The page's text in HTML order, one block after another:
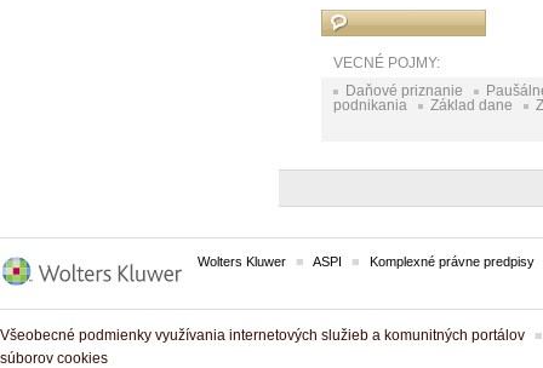
VECNÉ POJMY:
Daňové priznanie
podnikania
Základ dane
Wolters Kluwer ASPI Komplexné právne predpisy
Všeobecné podmienky využívania internetových služieb a komunitných portálov
súborov cookies